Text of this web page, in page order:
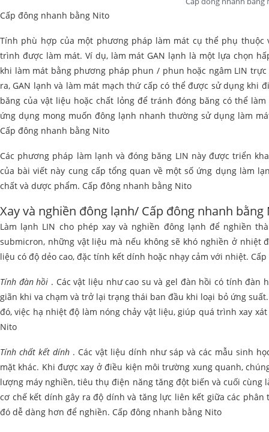
Cấp đông nhanh bằng Nito
Tính phù hợp của một phương pháp làm mát cụ thể phụ thuộc
trình được làm mát. Ví dụ, làm mát GAN lạnh là một lựa chọn
khi làm mát bằng phương pháp phun / phun hoặc ngâm LIN
ra, GAN lạnh và làm mát mạch thứ cấp có thể được sử dụng khi
băng của vật liệu hoặc chất lỏng để tránh đóng băng có thể
ứng dụng mong muốn đông lạnh nhanh thường sử dụng làm
Cấp đông nhanh bằng Nito
Các phương pháp làm lạnh và đóng băng LIN này được triển
của bài viết này cung cấp tổng quan về một số ứng dụng làm
chất và dược phẩm. Cấp đông nhanh bằng Nito
Xay và nghiền đông lạnh/ Cấp đông nhanh bằng
Làm lạnh LIN cho phép xay và nghiền đông lạnh để nghiền
submicron, những vật liệu mà nếu không sẽ khó nghiền ở
liệu có độ dẻo cao, đặc tính kết dính hoặc nhạy cảm với nhiệt.
Tính đàn hồi . Các vật liệu như cao su và gel đàn hồi có tính đàn
giãn khi va chạm và trở lại trạng thái ban đầu khi loại bỏ ứng
đó, việc hạ nhiệt độ làm nóng chảy vật liệu, giúp quá trình xay
Nito
Tính chất kết dính . Các vật liệu dính như sáp và các mẫu sinh
mặt khác. Khi được xay ở điều kiện môi trường xung quanh,
lượng máy nghiền, tiêu thụ điện năng tăng đột biến và cuối
cơ chế kết dính gây ra độ dính và tăng lực liên kết giữa các
đó dễ dàng hơn để nghiền. Cấp đông nhanh bằng Nito